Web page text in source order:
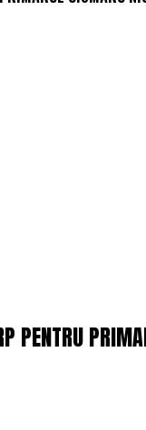
PENTRU